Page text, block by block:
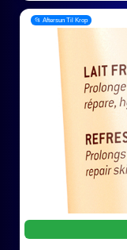
📂 Aftersun Til Krop